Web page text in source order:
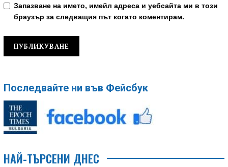
Запазване на името, имейл адреса и уебсайта ми в този
браузър за следващия път когато коментирам.
Последвайте ни във Фейсбук
НАЙ-ТЪРСЕНИ ДНЕС